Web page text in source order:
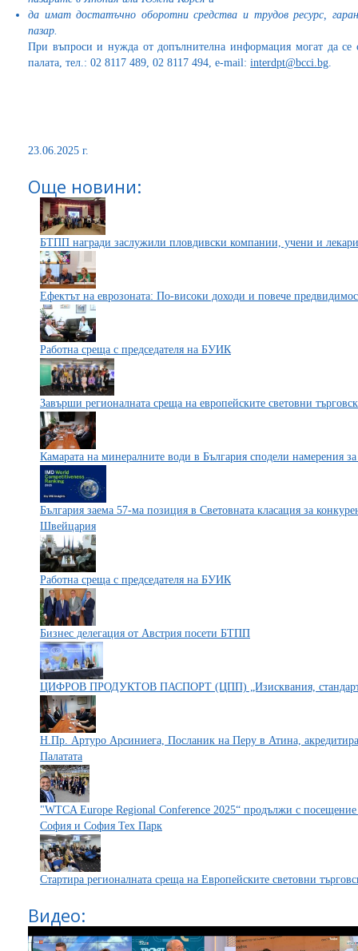
да имат достатъчно оборотни средства и трудов ресурс,
пазар.
При въпроси и нужда от допълнителна информация могат да се
палата, тел.: 02 8117 489, 02 8117 494, e-mail: interdpt@bcci.bg.
23.06.2025 г.
Още новини:
БТПП награди заслужили пловдивски компании, учени и лекари
Ефектът на еврозоната: По-високи доходи и повече
Работна среща с председателя на БУИК
Завърши регионалната среща на европейските световни
Камарата на минералните води в България сподели намерения
България заема 57-ма позиция в Световната класация за
Швейцария
Работна среща с председателя на БУИК
Бизнес делегация от Австрия посети БТПП
ЦИФРОВ ПРОДУКТОВ ПАСПОРТ (ЦПП) „Изисквания,
Н.Пр. Артуро Арсиниега, Посланик на Перу в Атина,
Палатата
"WTCA Europe Regional Conference 2025“ продължи с
София и София Тех Парк
Стартира регионалната среща на Европейските световни
Видео: